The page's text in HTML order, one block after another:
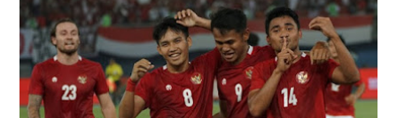
a
K
u
a
l
i
s
I
n
d
o
n
o
n
L
i
v